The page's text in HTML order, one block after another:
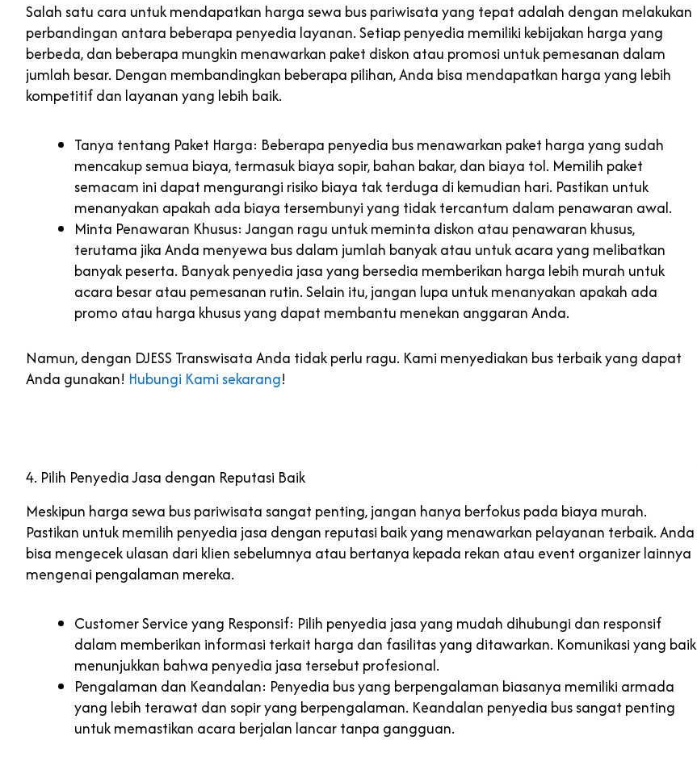
Salah satu cara untuk mendapatkan harga sewa bus pariwisata yang tepat adalah dengan melakukan
perbandingan antara beberapa penyedia layanan. Setiap penyedia memiliki kebijakan harga yang
berbeda, dan beberapa mungkin menawarkan paket diskon atau promosi untuk pemesanan dalam
jumlah besar. Dengan membandingkan beberapa pilihan, Anda bisa mendapatkan harga yang lebih
kompetitif dan layanan yang lebih baik.
Tanya tentang Paket Harga: Beberapa penyedia bus menawarkan paket harga yang sudah
mencakup semua biaya, termasuk biaya sopir, bahan bakar, dan biaya tol. Memilih paket
semacam ini dapat mengurangi risiko biaya tak terduga di kemudian hari. Pastikan untuk
menanyakan apakah ada biaya tersembunyi yang tidak tercantum dalam penawaran awal.
Minta Penawaran Khusus: Jangan ragu untuk meminta diskon atau penawaran khusus,
terutama jika Anda menyewa bus dalam jumlah banyak atau untuk acara yang melibatkan
banyak peserta. Banyak penyedia jasa yang bersedia memberikan harga lebih murah untuk
acara besar atau pemesanan rutin. Selain itu, jangan lupa untuk menanyakan apakah ada
promo atau harga khusus yang dapat membantu menekan anggaran Anda.
Namun, dengan DJESS Transwisata Anda tidak perlu ragu. Kami menyediakan bus terbaik yang dapat
Anda gunakan! Hubungi Kami sekarang!
4. Pilih Penyedia Jasa dengan Reputasi Baik
Meskipun harga sewa bus pariwisata sangat penting, jangan hanya berfokus pada biaya murah.
Pastikan untuk memilih penyedia jasa dengan reputasi baik yang menawarkan pelayanan terbaik. Anda
bisa mengecek ulasan dari klien sebelumnya atau bertanya kepada rekan atau event organizer lainnya
mengenai pengalaman mereka.
Customer Service yang Responsif: Pilih penyedia jasa yang mudah dihubungi dan responsif
dalam memberikan informasi terkait harga dan fasilitas yang ditawarkan. Komunikasi yang baik
menunjukkan bahwa penyedia jasa tersebut profesional.
Pengalaman dan Keandalan: Penyedia bus yang berpengalaman biasanya memiliki armada
yang lebih terawat dan sopir yang berpengalaman. Keandalan penyedia bus sangat penting
untuk memastikan acara berjalan lancar tanpa gangguan.